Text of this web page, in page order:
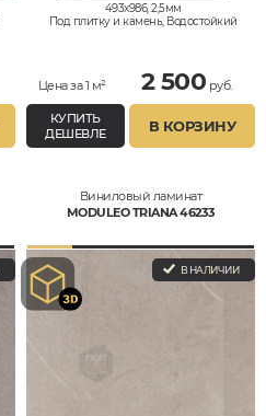
493x986, 2,5мм
Под плитку и камень, Водостойкий
Цена за 1 м² 2 500 руб.
КУПИТЬ
ДЕШЕВЛЕ
В КОРЗИНУ
Виниловый ламинат
MODULEO TRIANA 46233
В НАЛИЧИИ